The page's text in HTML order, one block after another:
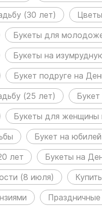
(30 лет)
Букеты для
Букеты на
Букет подруге на
(25 лет)
Букеты для женщины
Букет на
лет
Букеты на
(8 июля)